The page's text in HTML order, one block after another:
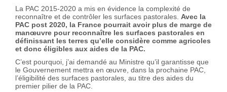
La PAC 2015-2020 a mis en évidence la complexité de
reconnaître et de contrôler les surfaces pastorales. Avec la
PAC post 2020, la France pourrait avoir plus de marge de
manœuvre pour reconnaître les surfaces pastorales en
définissant les terres qu’elle considère comme agricoles
et donc éligibles aux aides de la PAC.
C’est pourquoi, j’ai demandé au Ministre qu’il garantisse que
le Gouvernement mettra en œuvre, dans la prochaine PAC,
l’éligibilité des surfaces pastorales, au titre des aides du
premier pilier de la PAC.